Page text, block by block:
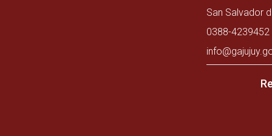
San Salvador
0388-